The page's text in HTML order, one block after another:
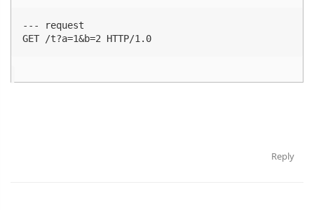
--- request
GET /t?a=1&b=2 HTTP/1.0
Reply